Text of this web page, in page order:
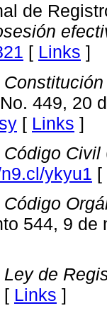
de
[ Links ]
449, 20
[ Links ]
Código Civil
ykyu1 [
Código
544, 9
Ley de
[ Links ]